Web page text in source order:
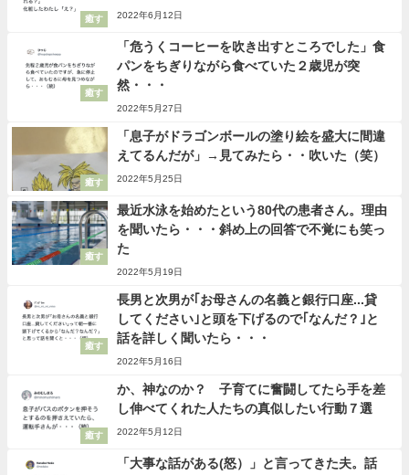
癒す 2022年6月12日
癒す
「危うくコーヒーを吹き出すところでした」食
パンをちぎりながら食べていた２歳児が突
然・・・
2022年5月27日
癒す
「息子がドラゴンボールの塗り絵を盛大に間違
えてるんだが」→見てみたら・・吹いた（笑）
2022年5月25日
癒す
最近水泳を始めたという80代の患者さん。理由
を聞いたら・・・斜め上の回答で不覚にも笑っ
た
2022年5月19日
癒す
長男と次男が｢お母さんの名義と銀行口座...貸
してください｣と頭を下げるので｢なんだ？｣と
話を詳しく聞いたら・・・
2022年5月16日
癒す
か、神なのか？ 子育てに奮闘してたら手を差
し伸べてくれた人たちの真似したい行動７選
2022年5月12日
「大事な話がある(怒）」と言ってきた夫。話